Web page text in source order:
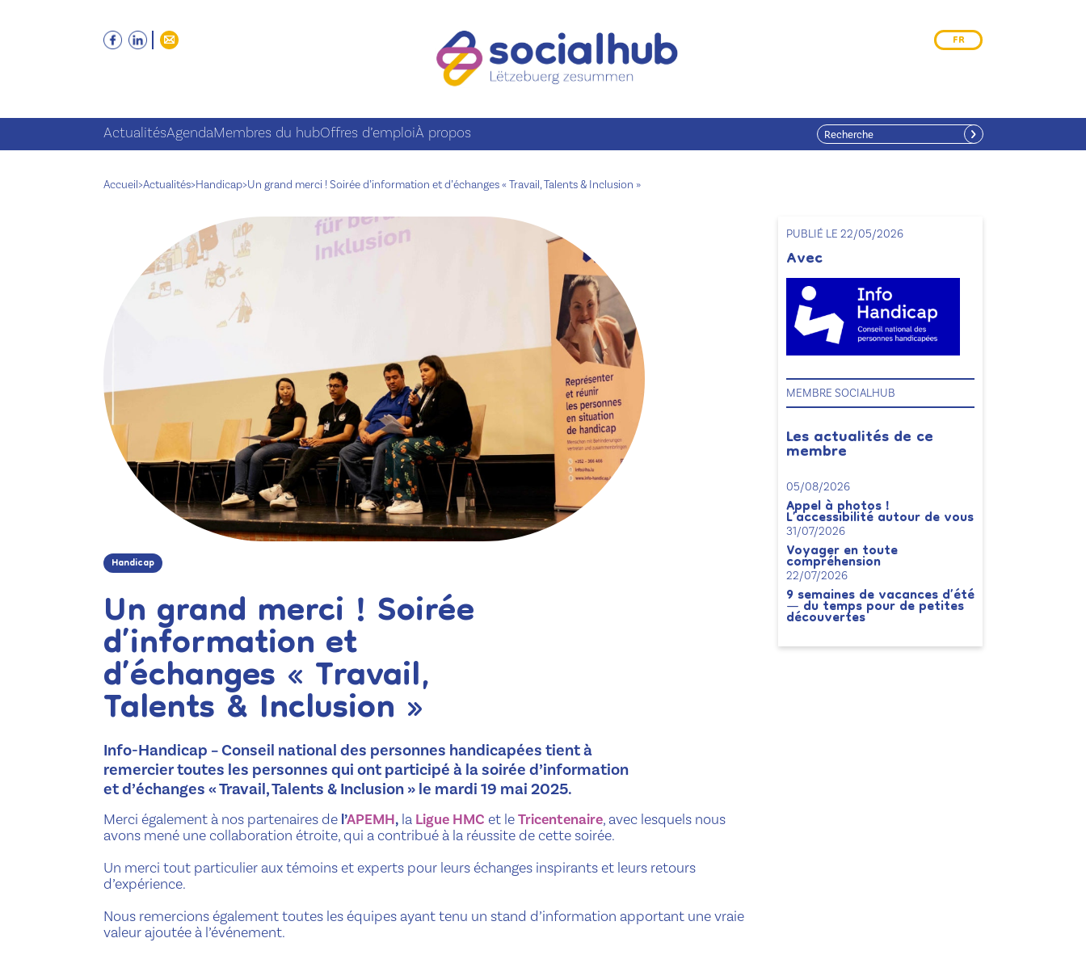
FR
ActualitésAgendaMembres du hubOffres d’emploiÀ propos
Accueil>Actualités>Handicap>Un grand merci ! Soirée d’information et d’échanges « Travail, Talents & Inclusion »
PUBLIÉ LE 22/05/2026
Avec
MEMBRE SOCIALHUB
Les actualités de ce
membre
05/08/2026
Appel à photos !
L’accessibilité autour de vous
31/07/2026
Voyager en toute
compréhension
22/07/2026
9 semaines de vacances d’été
— du temps pour de petites
découvertes
Handicap
Un grand merci ! Soirée
d’information et
d’échanges « Travail,
Talents & Inclusion »
Info-Handicap – Conseil national des personnes handicapées tient à
remercier toutes les personnes qui ont participé à la soirée d’information
et d’échanges « Travail, Talents & Inclusion » le mardi 19 mai 2025.
Merci également à nos partenaires de l’APEMH, la Ligue HMC et leTricentenaire, avec lesquels nous
avons mené une collaboration étroite, qui a contribué à la réussite de cette soirée.
Un merci tout particulier aux témoins et experts pour leurs échanges inspirants et leurs retours
d’expérience.
Nous remercions également toutes les équipes ayant tenu un stand d’information apportant une vraie
valeur ajoutée à l’événement.